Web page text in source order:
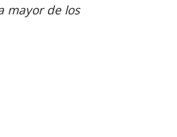
mayor de los